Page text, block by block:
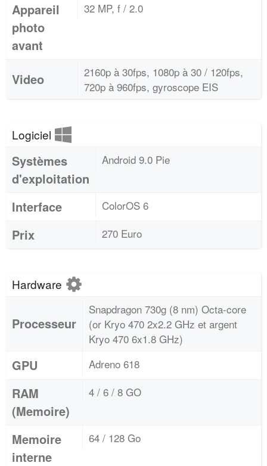
Appareil
photo
avant
32 MP, f / 2.0
Video
2160p à 30fps, 1080p à 30 / 120fps,
720p à 960fps, gyroscope EIS
Logiciel
Systèmes
d'exploitation
Android 9.0 Pie
Interface ColorOS 6
Prix 270 Euro
Hardware
Processeur
Snapdragon 730g (8 nm) Octa-core
(or Kryo 470 2x2.2 GHz et argent
Kryo 470 6x1.8 GHz)
GPU Adreno 618
RAM
(Memoire)
4 / 6 / 8 GO
Memoire
interne
64 / 128 Go